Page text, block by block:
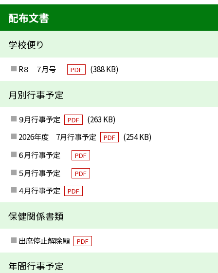
配布文書
学校便り
R８ ７月号 PDF (388 KB)
月別行事予定
９月行事予定 PDF
(263 KB)
2026年度 7月行事予定
PDF
(254 KB)
６月行事予定
PDF
５月行事予定 PDF
４月行事予定 PDF
保健関係書類
出席停止解除願 PDF
年間行事予定